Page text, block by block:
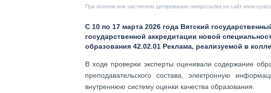
При полном или частичном цитировании гиперссылка на сайт
С 10 по 17 марта 2026 года Вятский
государственной аккредитации новой
образования 42.02.01 Реклама, реализуемой в
В ходе проверки эксперты оценивали содержание
преподавательского состава, электронную
внутреннюю систему оценки качества образования.